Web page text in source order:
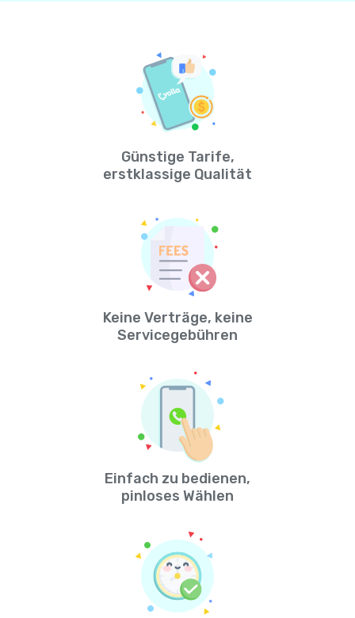
Günstige Tarife,
erstklassige Qualität
Keine Verträge, keine
Servicegebühren
Einfach zu bedienen,
pinloses Wählen